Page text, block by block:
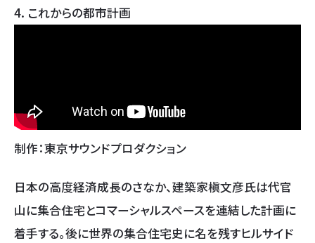
4. これからの都市計画
制作：東京サウンドプロダクション
日本の高度経済成長のさなか、建築家槇文彦氏は代官
山に集合住宅とコマーシャルスペースを連結した計画に
着手する。後に世界の集合住宅史に名を残すヒルサイド